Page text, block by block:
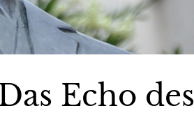
Echo des